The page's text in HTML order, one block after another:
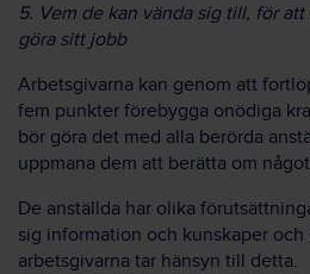
5. Vem de kan vända sig till, för
göra sitt jobb
Arbetsgivarna kan genom att
fem punkter förebygga onödiga
bör göra det med alla berörda
uppmana dem att berätta om
De anställda har olika
sig information och kunskaper
arbetsgivarna tar hänsyn till detta.